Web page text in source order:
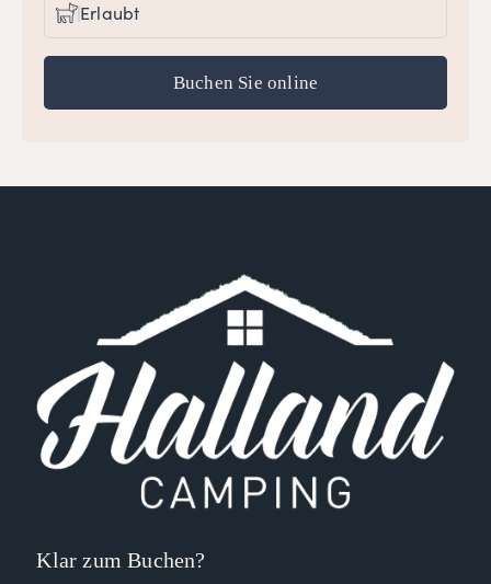
Erlaubt
Buchen Sie online
Klar zum Buchen?